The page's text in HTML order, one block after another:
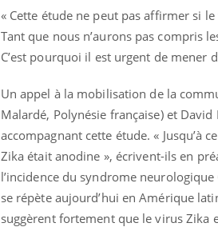
« Cette étude ne peut pas affirmer si
Tant que nous n’aurons pas compris
C’est pourquoi il est urgent de mener
Un appel à la mobilisation de la
Malardé, Polynésie française) et
accompagnant cette étude. « Jusqu’à
Zika était anodine », écrivent-ils en
l’incidence du syndrome
se répète aujourd’hui en Amérique
suggèrent fortement que le virus Zika